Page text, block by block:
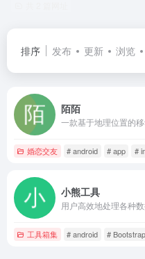
排序 发布 更新 浏览
陌陌
一款基于地理位置的
婚恋交友 # android # app #
小熊工具
工具箱集 # android #